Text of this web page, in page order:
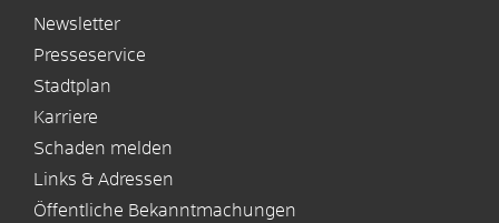
Newsletter
Presseservice
Stadtplan
Karriere
Schaden melden
Links & Adressen
Öffentliche Bekanntmachungen